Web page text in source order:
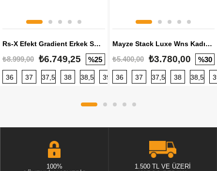
Rs-X Efekt Gradient Erkek Sneaker
₺8.999,00 ₺6.749,25 %25
36 37 37,5 38 38,5 39 40 40,5 41 42 42,5
Mayze Stack Luxe Wns Kadın Sneaker
₺5.400,00 ₺3.780,00 %30
36 37 37,5 38 38,5
100%
1.500 TL VE ÜZERİ